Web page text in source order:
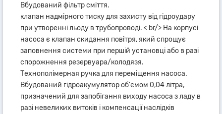
Вбудований фільтр сміття.
клапан надмірного тиску для захисту від гідроудару
при утворенні льоду в трубопроводі. < br/> На корпусі
насоса є клапан скидання повітря, який спрощує
заповнення системи при першій установці або в разі
спорожнення резервуара/колодязя.
Технополімерная ручка для переміщення насоса.
Вбудований гідроакумулятор об'ємом 0,04 літра,
призначений для запобігання виходу насоса з ладу в
разі невеликих витоків і компенсації наслідків